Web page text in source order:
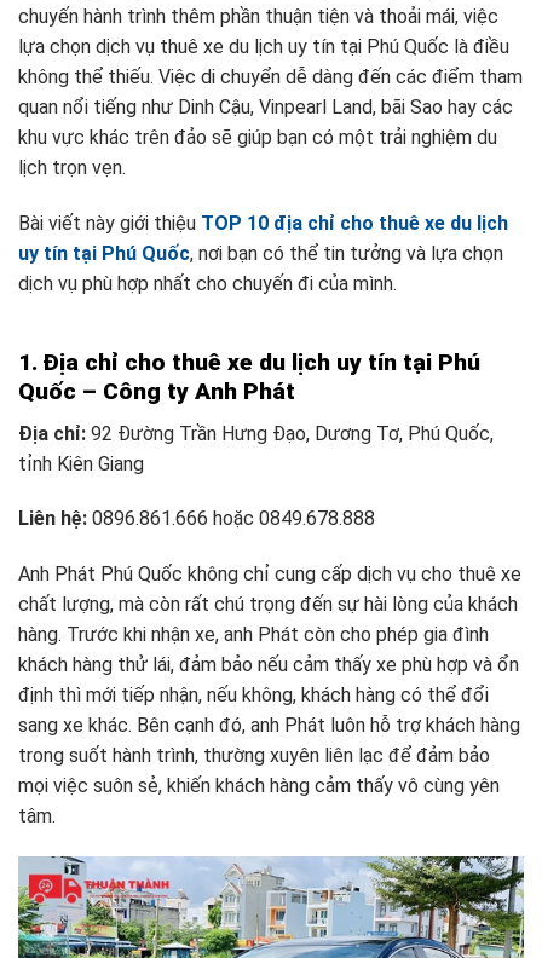
chuyến hành trình thêm phần thuận tiện và thoải mái, việc
lựa chọn dịch vụ thuê xe du lịch uy tín tại Phú Quốc là điều
không thể thiếu. Việc di chuyển dễ dàng đến các điểm tham
quan nổi tiếng như Dinh Cậu, Vinpearl Land, bãi Sao hay các
khu vực khác trên đảo sẽ giúp bạn có một trải nghiệm du
lịch trọn vẹn.
Bài viết này giới thiệu TOP 10 địa chỉ cho thuê xe du lịch
uy tín tại Phú Quốc, nơi bạn có thể tin tưởng và lựa chọn
dịch vụ phù hợp nhất cho chuyến đi của mình.
1. Địa chỉ cho thuê xe du lịch uy tín tại Phú
Quốc – Công ty Anh Phát
Địa chỉ: 92 Đường Trần Hưng Đạo, Dương Tơ, Phú Quốc,
tỉnh Kiên Giang
Liên hệ: 0896.861.666 hoặc 0849.678.888
Anh Phát Phú Quốc không chỉ cung cấp dịch vụ cho thuê xe
chất lượng, mà còn rất chú trọng đến sự hài lòng của khách
hàng. Trước khi nhận xe, anh Phát còn cho phép gia đình
khách hàng thử lái, đảm bảo nếu cảm thấy xe phù hợp và ổn
định thì mới tiếp nhận, nếu không, khách hàng có thể đổi
sang xe khác. Bên cạnh đó, anh Phát luôn hỗ trợ khách hàng
trong suốt hành trình, thường xuyên liên lạc để đảm bảo
mọi việc suôn sẻ, khiến khách hàng cảm thấy vô cùng yên
tâm.